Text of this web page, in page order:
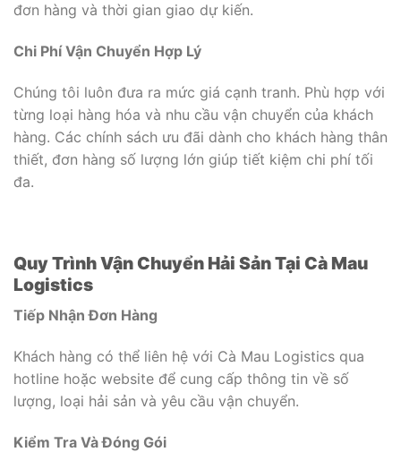
đơn hàng và thời gian giao dự kiến.
Chi Phí Vận Chuyển Hợp Lý
Chúng tôi luôn đưa ra mức giá cạnh tranh. Phù hợp với
từng loại hàng hóa và nhu cầu vận chuyển của khách
hàng. Các chính sách ưu đãi dành cho khách hàng thân
thiết, đơn hàng số lượng lớn giúp tiết kiệm chi phí tối
đa.
Quy Trình Vận Chuyển Hải Sản Tại Cà Mau
Logistics
Tiếp Nhận Đơn Hàng
Khách hàng có thể liên hệ với Cà Mau Logistics qua
hotline hoặc website để cung cấp thông tin về số
lượng, loại hải sản và yêu cầu vận chuyển.
Kiểm Tra Và Đóng Gói